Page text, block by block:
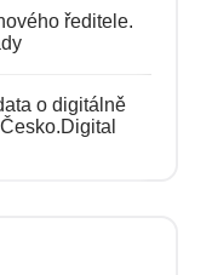
ředitele.
o digitálně